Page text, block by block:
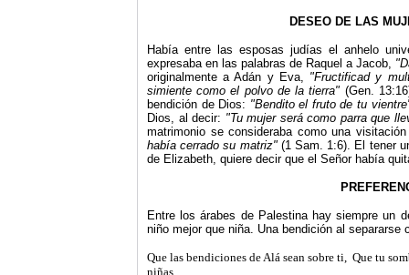
DESEO DE LAS
Había entre las esposas judías el anhelo
expresaba en las palabras de Raquel a Jacob,
originalmente a Adán y Eva, "Fructificad y
simiente como el polvo de la tierra" (Gen.
bendición de Dios: "Bendito el fruto de tu
Dios, al decir: "Tu mujer será como parra que
matrimonio se consideraba como una
había cerrado su matriz" (1 Sam. 1:6). El tener
de Elizabeth, quiere decir que el Señor había
Entre los árabes de Palestina hay siempre un
niño mejor que niña. Una bendición al
Que las bendiciones de Alá sean sobre ti, Que tu
niñas.